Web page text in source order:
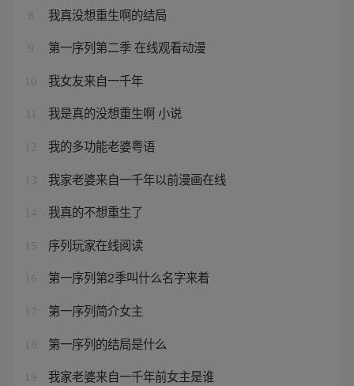
8 我真没想重生啊的结局
9 第一序列第二季 在线观看动漫
10 我女友来自一千年
我是真的没想重生啊 小说
12 我的多功能老婆粤语
13 我家老婆来自一千年以前漫画在线
14 我真的不想重生了
15 序列玩家在线阅读
16 第一序列第2季叫什么名字来着
17 第一序列简介女主
18 第一序列的结局是什么
19 我家老婆来自一千年前女主是谁